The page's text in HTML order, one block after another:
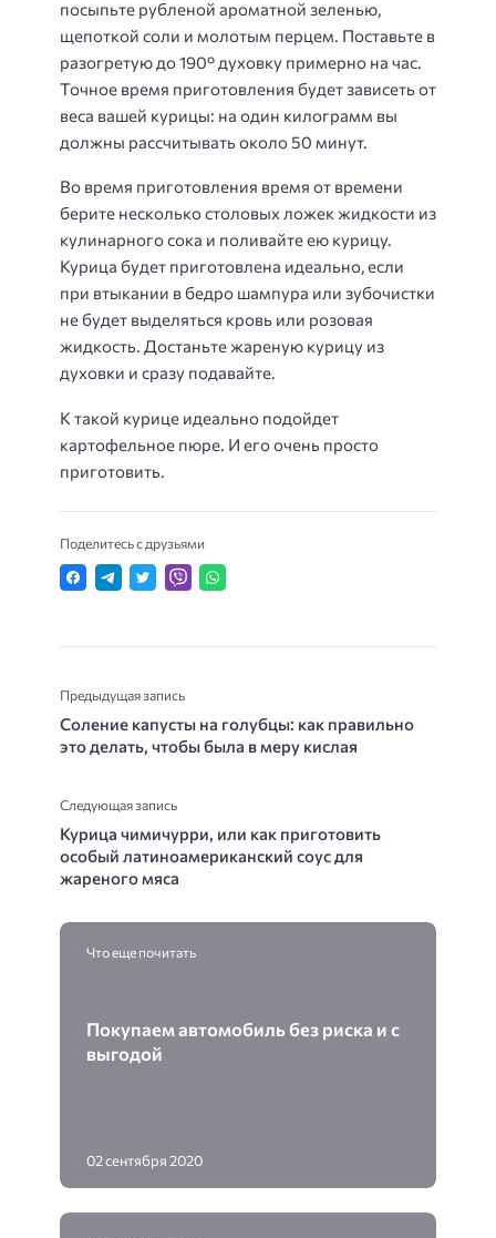
посыпьте рубленой ароматной зеленью,
щепоткой соли и молотым перцем. Поставьте в
разогретую до 190° духовку примерно на час.
Точное время приготовления будет зависеть от
веса вашей курицы: на один килограмм вы
должны рассчитывать около 50 минут.
Во время приготовления время от времени
берите несколько столовых ложек жидкости из
кулинарного сока и поливайте ею курицу.
Курица будет приготовлена ​​идеально, если
при втыкании в бедро шампура или зубочистки
не будет выделяться кровь или розовая
жидкость. Достаньте жареную курицу из
духовки и сразу подавайте.
К такой курице идеально подойдет
картофельное пюре. И его очень просто
приготовить.
Поделитесь с друзьями
Предыдущая запись
Соление капусты на голубцы: как правильно
это делать, чтобы была в меру кислая
Следующая запись
Курица чимичурри, или как приготовить
особый латиноамериканский соус для
жареного мяса
Что еще почитать
Покупаем автомобиль без риска и с
выгодой
02 сентября 2020